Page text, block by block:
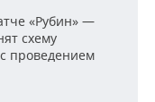
«Рубин» —
схему
проведением